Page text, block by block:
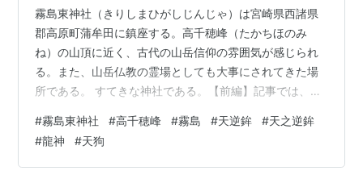
霧島東神社（きりしまひがしじんじゃ）は宮崎県西諸県
郡高原町蒲牟田に鎮座する。高千穂峰（たかちほのみ
ね）の山頂に近く、古代の山岳信仰の雰囲気が感じられ
る。また、山岳仏教の霊場としても大事にされてきた場
所である。 すてきな神社である。【前編】記事では、神
た。 rekishikomugae.net まだまだ気になるところがたく
さんある、霧島東神社には。 天之逆鉾 坂本龍馬が引っこ
抜く 引き抜いた男がもう一人 レプリカっぽい 錫杖院跡
#霧島東神社 #高千穂峰 #霧島 #天逆鉾 #天之逆鉾
#龍神 #天狗